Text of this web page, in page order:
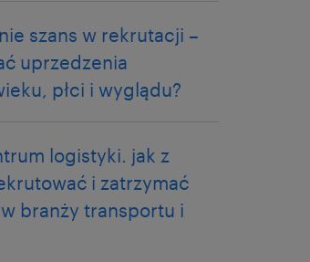
szans w rekrutacji –
uprzedzenia
płci i wyglądu?
logistyki. jak z
i zatrzymać
branży transportu i